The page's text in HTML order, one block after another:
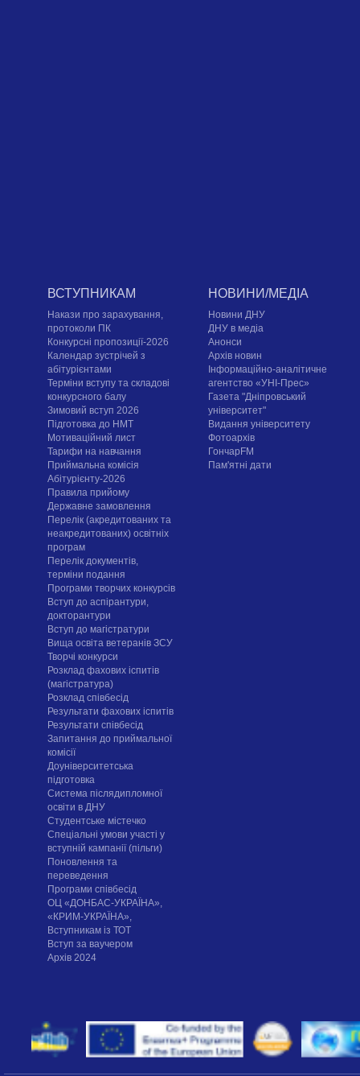
ВСТУПНИКАМ
Накази про зарахування,
протоколи ПК
Конкурсні пропозиції-2026
Календар зустрічей з
абітурієнтами
Терміни вступу та складові
конкурсного балу
Зимовий вступ 2026
Підготовка до НМТ
Мотиваційний лист
Тарифи на навчання
Приймальна комісія
Абітурієнту-2026
Правила прийому
Державне замовлення
Перелік (акредитованих та
неакредитованих) освітніх
програм
Перелік документів,
терміни подання
Програми творчих конкурсiв
Вступ до аспірантури,
докторантури
Вступ до магістратури
Вища освіта ветеранів ЗСУ
Творчі конкурси
Розклад фахових іспитів
(магістратура)
Розклад співбесід
Результати фахових іспитів
Результати співбесід
Запитання до приймальної
комісії
Доуніверситетська
підготовка
Система післядипломної
освіти в ДНУ
Cтудентське містечко
Спеціальні умови участі у
вступній кампанії (пільги)
Поновлення та
переведення
Програми співбесід
ОЦ «ДОНБАС-УКРАЇНА»,
«КРИМ-УКРАЇНА»,
Вступникам із ТОТ
Вступ за ваучером
Архів 2024
НОВИНИ/МЕДІА
Новини ДНУ
ДНУ в медіа
Анонси
Архів новин
Інформаційно-аналітичне
агентство «УНІ-Прес»
Газета "Дніпровський
університет"
Видання університету
Фотоархів
ГончарFM
Пам'ятні дати